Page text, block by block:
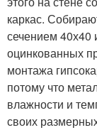
каркас.
сечением 40х40
оцинкованных
монтажа
потому что
влажности и
своих